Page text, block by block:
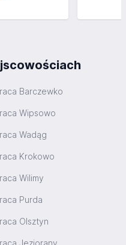
Barczewko
Wipsowo
Wadąg
Krokowo
Wilimy
Purda
Olsztyn